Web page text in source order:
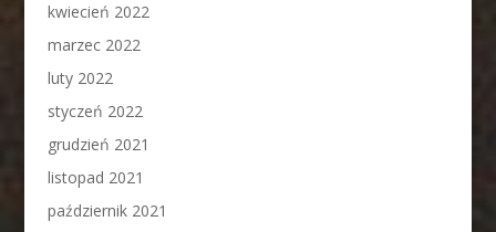
kwiecień 2022
marzec 2022
luty 2022
styczeń 2022
grudzień 2021
listopad 2021
październik 2021